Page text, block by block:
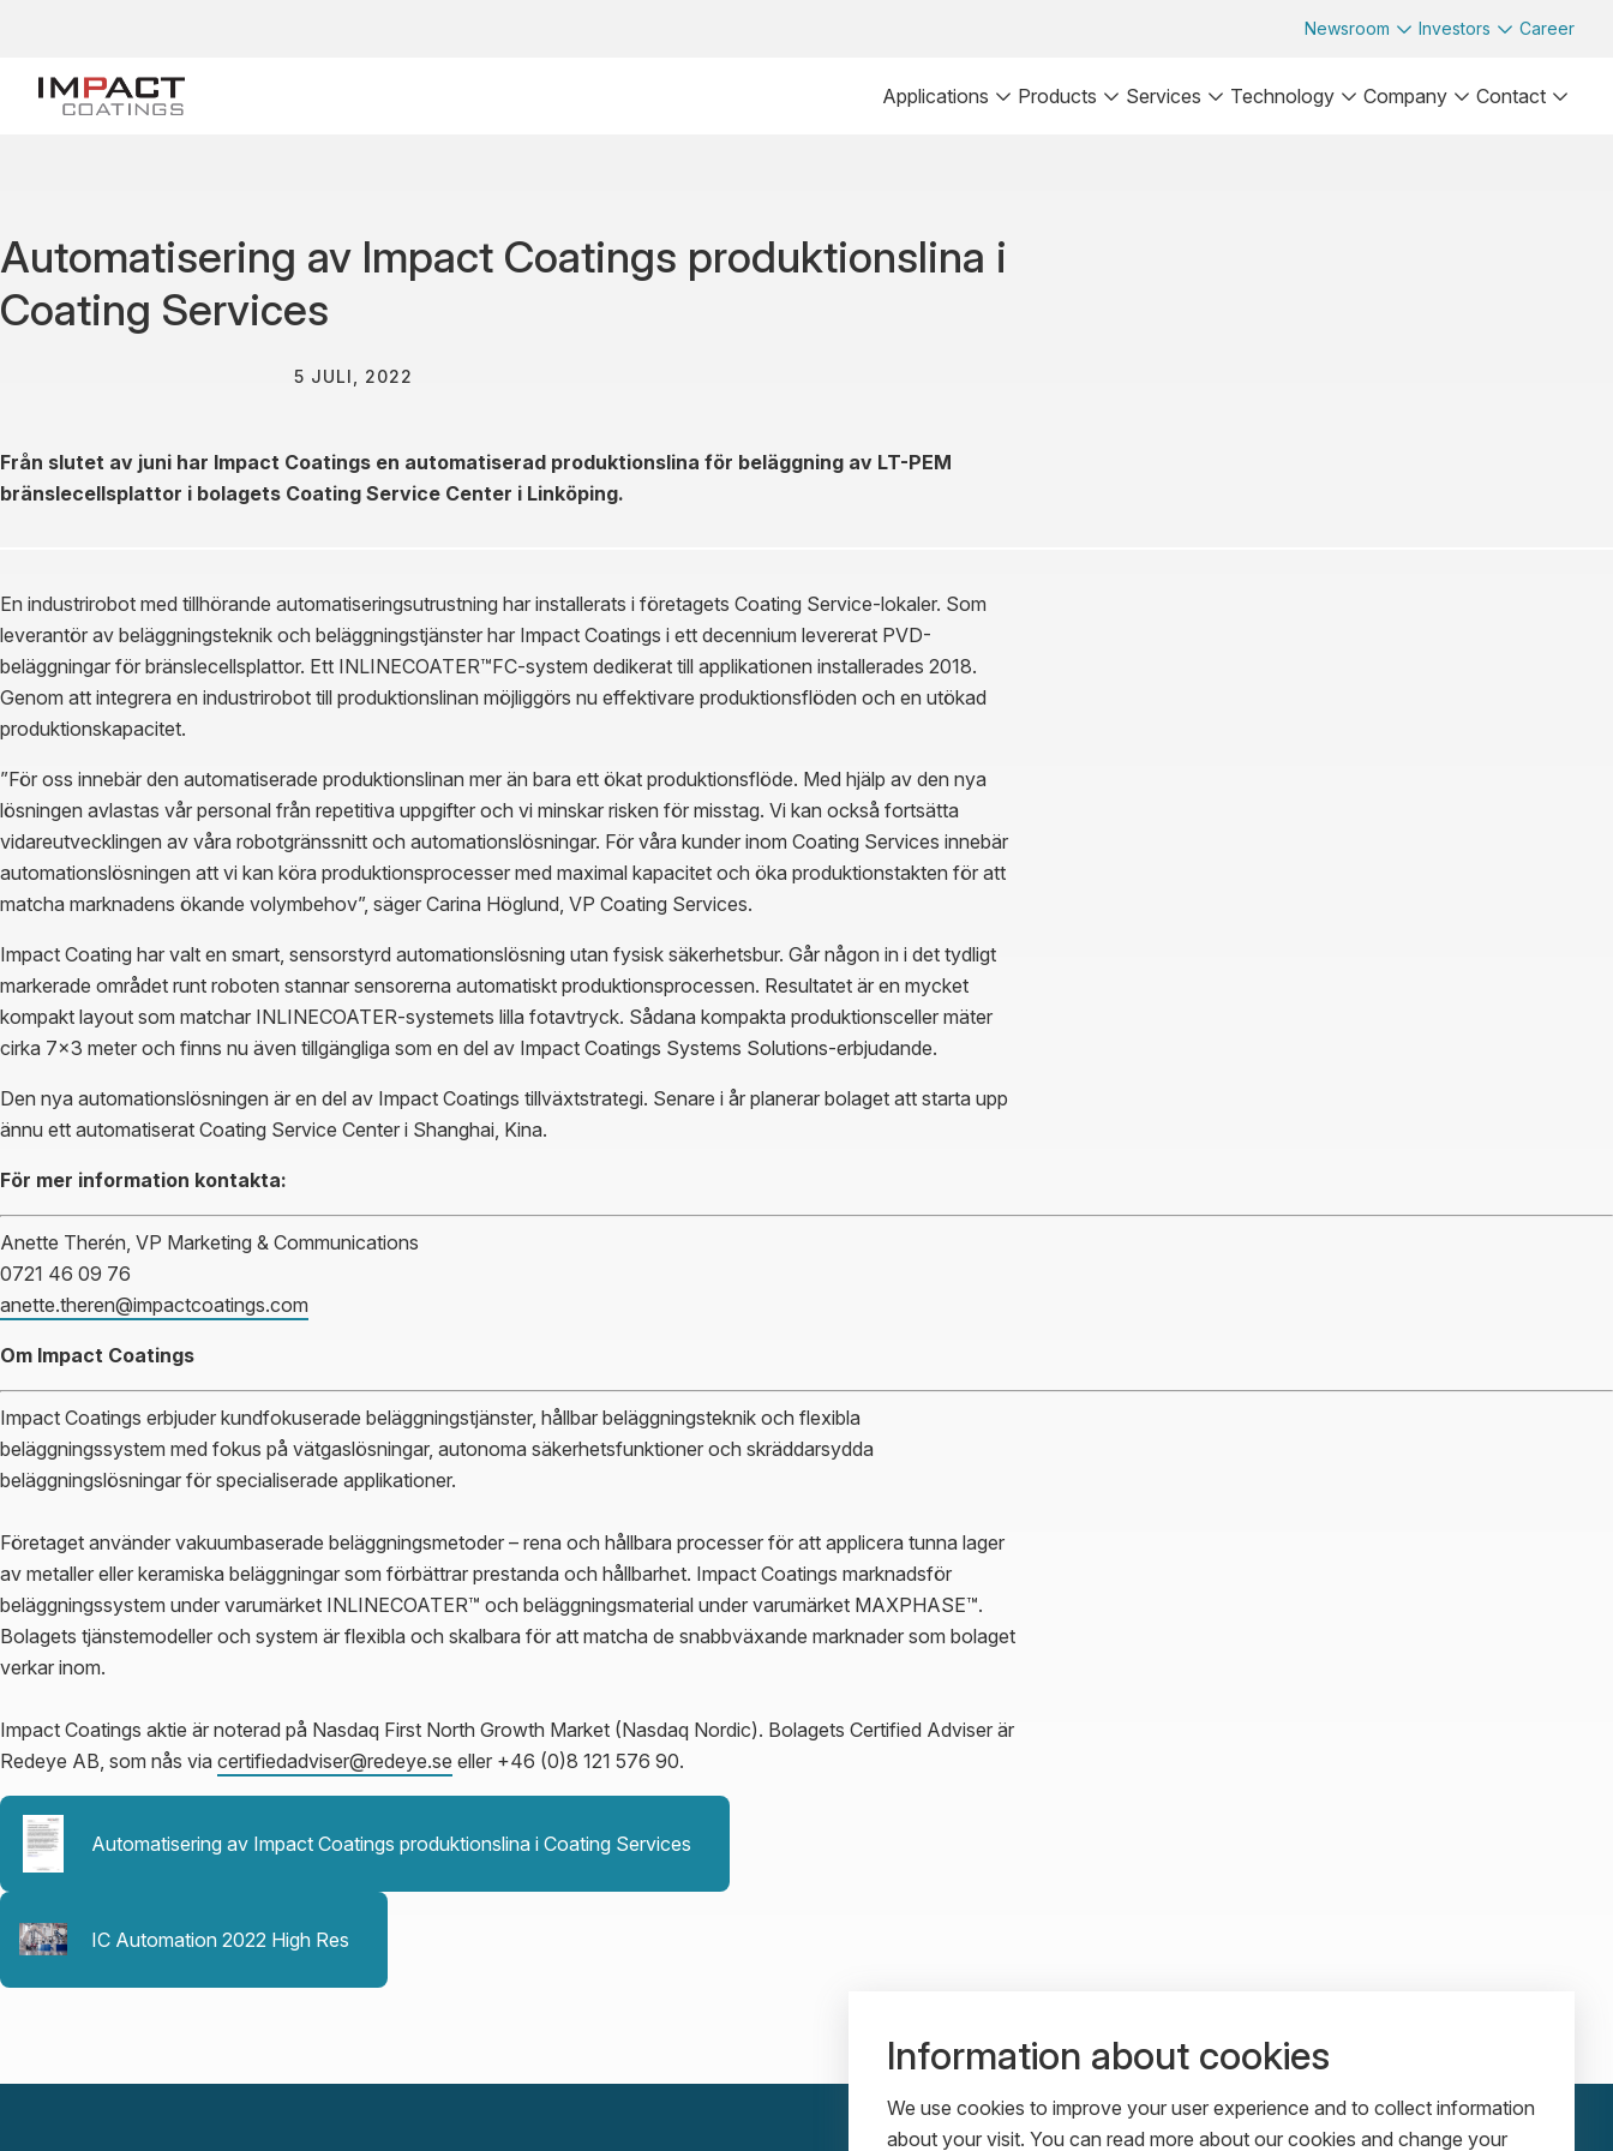
Newsroom Investors Career
Applications Products Services Technology Company Contact
Automatisering av Impact Coatings produktionslina i
Coating Services
5 JULI, 2022
Från slutet av juni har Impact Coatings en automatiserad produktionslina för beläggning av LT-PEM
bränslecellsplattor i bolagets Coating Service Center i Linköping.
En industrirobot med tillhörande automatiseringsutrustning har installerats i företagets Coating Service-lokaler. Som
leverantör av beläggningsteknik och beläggningstjänster har Impact Coatings i ett decennium levererat PVD-
beläggningar för bränslecellsplattor. Ett INLINECOATER™FC-system dedikerat till applikationen installerades 2018.
Genom att integrera en industrirobot till produktionslinan möjliggörs nu effektivare produktionsflöden och en utökad
produktionskapacitet.
”För oss innebär den automatiserade produktionslinan mer än bara ett ökat produktionsflöde. Med hjälp av den nya
lösningen avlastas vår personal från repetitiva uppgifter och vi minskar risken för misstag. Vi kan också fortsätta
vidareutvecklingen av våra robotgränssnitt och automationslösningar. För våra kunder inom Coating Services innebär
automationslösningen att vi kan köra produktionsprocesser med maximal kapacitet och öka produktionstakten för att
matcha marknadens ökande volymbehov”, säger Carina Höglund, VP Coating Services.
Impact Coating har valt en smart, sensorstyrd automationslösning utan fysisk säkerhetsbur. Går någon in i det tydligt
markerade området runt roboten stannar sensorerna automatiskt produktionsprocessen. Resultatet är en mycket
kompakt layout som matchar INLINECOATER-systemets lilla fotavtryck. Sådana kompakta produktionsceller mäter
cirka 7×3 meter och finns nu även tillgängliga som en del av Impact Coatings Systems Solutions-erbjudande.
Den nya automationslösningen är en del av Impact Coatings tillväxtstrategi. Senare i år planerar bolaget att starta upp
ännu ett automatiserat Coating Service Center i Shanghai, Kina.
För mer information kontakta:
Anette Therén, VP Marketing & Communications
0721 46 09 76
anette.theren@impactcoatings.com
Om Impact Coatings
Impact Coatings erbjuder kundfokuserade beläggningstjänster, hållbar beläggningsteknik och flexibla
beläggningssystem med fokus på vätgaslösningar, autonoma säkerhetsfunktioner och skräddarsydda
beläggningslösningar för specialiserade applikationer.
Företaget använder vakuumbaserade beläggningsmetoder – rena och hållbara processer för att applicera tunna lager
av metaller eller keramiska beläggningar som förbättrar prestanda och hållbarhet. Impact Coatings marknadsför
beläggningssystem under varumärket INLINECOATER™ och beläggningsmaterial under varumärket MAXPHASE™.
Bolagets tjänstemodeller och system är flexibla och skalbara för att matcha de snabbväxande marknader som bolaget
verkar inom.
Impact Coatings aktie är noterad på Nasdaq First North Growth Market (Nasdaq Nordic). Bolagets Certified Adviser är
Redeye AB, som nås via certifiedadviser@redeye.se eller +46 (0)8 121 576 90.
Automatisering av Impact Coatings produktionslina i Coating Services
IC Automation 2022 High Res
Information about cookies
We use cookies to improve your user experience and to collect information
about your visit. You can read more about our cookies and change your